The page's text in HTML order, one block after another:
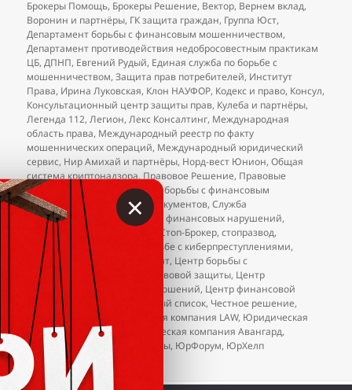
Брокеры Помощь, Брокеры Решение, Вектор, Вернем вклад,
Воронин и партнёры, ГК защита граждан, Группа Юст,
Департамент борьбы с финансовым мошенничеством,
Департамент противодействия недобросовестным практикам
ЦБ,ДПНП, Евгений Рудый, Единая служба по борьбе с
мошенничеством,Защита прав потребителей, Институт
Права, Ирина Луковская, Клон НАУФОР, Кодекс и право, Консул,
Консультационный центр защиты прав, Кулеба и партнёры,
Легенда 112,Легион,Лекс Консалтинг, Международная
область права, Международный реестр по факту
мошеннических операций, Международный юридический
сервис, Нир Амихай и партнёры, Норд-вест Юнион,Общая
система криптонадзора,Правовое Решение, Правовые
решения
Ростправо,Служба борьбы с финансовым
мошенничеством
Служба документов,Служба
противодействия и контроля финансовых нарушений,
Стандарт Реал
Стоп-Брокер,стопразвод,
Федеральный проект по борьбе с киберпреступлениями,
Фемида
Финансовый возврат, Центр борьбы с
мошенничеством
Центр правовой защиты, Центр
регулирования торговых отношений, Центр финансовой
защиты
ЦРОФР чёрный список, Честное решение,
Юлия Дальман, Юридическая компания LAW, Юридическая
компания «Консул»
Юридическая компания Авангард,
Юринформ,юристы-аферисты, ЮрФорум, ЮрХелп
2 комментарияк записи
×